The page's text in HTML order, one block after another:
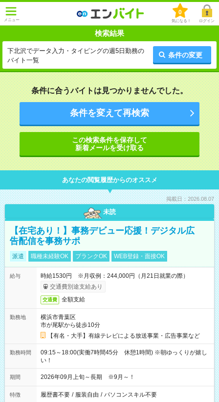
メニュー
0
気になる！ ログイン
検索結果
下北沢でデータ入力・タイピングの週5日勤務の
バイト一覧
条件の変更
条件に合うバイトは見つかりませんでした。
条件を変えて再検索
この検索条件を保存して
新着メールを受け取る
あなたの閲覧履歴からのオススメ
掲載日：2026.08.07
未読
【在宅あり！】事務デビュー応援！デジタル広
告配信を事務サポ
派遣 職種未経験OK ブランクOK WEB登録・面接OK
給与
時給1530円 ※月収例：244,000円（月21日就業の際）
交通費別途支給あり
交通費 全額支給
勤務地
横浜市青葉区
市が尾駅から徒歩10分
【有名・大手】有線テレビによる放送事業・広告事業など
勤務時間
09:15～18:00(実働7時間45分 休憩1時間) ※朝ゆっくりが嬉し
い！
期間 2026年09月上旬～長期 ※9月～！
特徴 履歴書不要 / 服装自由 / パソコンスキル不要